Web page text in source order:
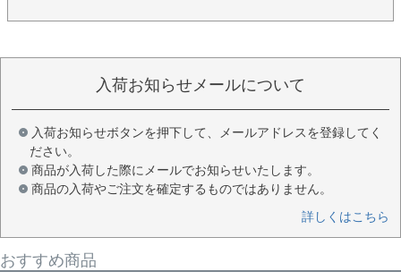
入荷お知らせメールについて
入荷お知らせボタンを押下して、メールアドレスを登録してく
ださい。
商品が入荷した際にメールでお知らせいたします。
商品の入荷やご注文を確定するものではありません。
詳しくはこちら
おすすめ商品